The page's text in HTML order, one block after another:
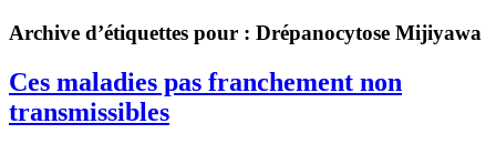
Archive d’étiquettes pour : Drépanocytose Mijiyawa
Ces maladies pas franchement non
transmissibles